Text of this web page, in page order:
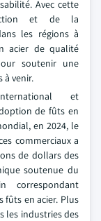
Avec cette
et de la
les régions à
acier de qualité
soutenir une
à venir.
et
de fûts en
en 2024, le
commerciaux a
de dollars des
soutenue du
correspondant
en acier. Plus
les industries des